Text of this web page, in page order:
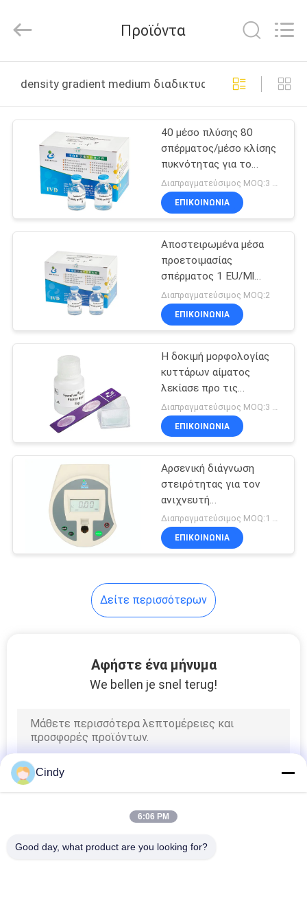
ΠΡΟΪΌΝΤΑ
ΒΊΝΤΕΟ
ΠΕΡΊΠΟΥ
ΕΜΕΊΣ
ΓΎΡΟΣ
ΕΡΓΟΣΤΑΣΊΩΝ
ΠΟΙΟΤΙΚΌΣ
ΈΛΕΓΧΟΣ
ΕΛΆΤΕ
ΣΕ
ΕΠΑΦΉ
ΕΙΔΉΣΕΙΣ
ΖΗΤΉΣΤΕ
PRIVACY
POLICY
Science
Technology
Rights
Προϊόντα
density gradient medium διαδικτυακή κατασκευή
40 μέσο πλύσης 80
σπέρματος/μέσο κλίσης
πυκνότητας για το
Motile σπέρμα
Διαπραγματεύσιμος MOQ:3 εξαρτήσεις
ΕΠΙΚΟΙΝΩΝΊΑ
Αποστειρωμένα μέσα
προετοιμασίας
σπέρματος 1 EU/Ml
100ml/Kit Πυκνότητα
Gradient Media
Διαπραγματεύσιμος MOQ:2
ΕΠΙΚΟΙΝΩΝΊΑ
Η δοκιμή μορφολογίας
κυττάρων αίματος
λεκίασε προ τις
φωτογραφικές
διαφάνειες
ΕΠΙΚΟΙΝΩΝΊΑ
Αρσενική διάγνωση
στειρότητας για τον
ανιχνευτή
συγκέντρωσης
σπέρματος
Διαπραγματεύσιμος MOQ:1 σετ
ΕΠΙΚΟΙΝΩΝΊΑ
Δείτε περισσότερων
Αφήστε ένα μήνυμα
We bellen je snel terug!
Cindy
6:06 PM
Good day, what product are you looking for?